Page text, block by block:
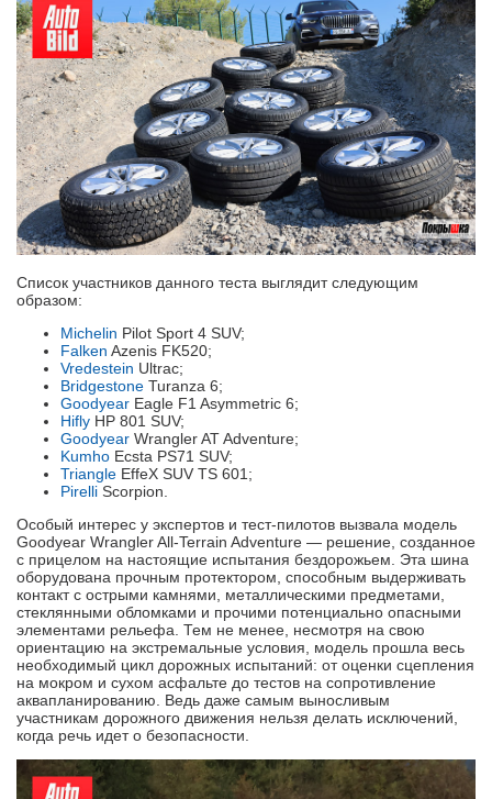
Список участников данного теста выглядит следующим
образом:
Michelin Pilot Sport 4 SUV;
Falken Azenis FK520;
Vredestein Ultrac;
Bridgestone Turanza 6;
Goodyear Eagle F1 Asymmetric 6;
Hifly HP 801 SUV;
Goodyear Wrangler AT Adventure;
Kumho Ecsta PS71 SUV;
Triangle EffeX SUV TS 601;
Pirelli Scorpion.
Особый интерес у экспертов и тест-пилотов вызвала модель
Goodyear Wrangler All-Terrain Adventure — решение, созданное
с прицелом на настоящие испытания бездорожьем. Эта шина
оборудована прочным протектором, способным выдерживать
контакт с острыми камнями, металлическими предметами,
стеклянными обломками и прочими потенциально опасными
элементами рельефа. Тем не менее, несмотря на свою
ориентацию на экстремальные условия, модель прошла весь
необходимый цикл дорожных испытаний: от оценки сцепления
на мокром и сухом асфальте до тестов на сопротивление
аквапланированию. Ведь даже самым выносливым
участникам дорожного движения нельзя делать исключений,
когда речь идет о безопасности.